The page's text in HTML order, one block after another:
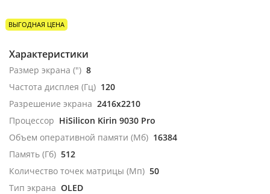
ВЫГОДНАЯ ЦЕНА
Характеристики
Размер экрана (") 8
Частота дисплея (Гц) 120
Разрешение экрана 2416x2210
Процессор HiSilicon Kirin 9030 Pro
Объем оперативной памяти (Мб) 16384
Память (Гб) 512
Количество точек матрицы (Мп) 50
Тип экрана OLED